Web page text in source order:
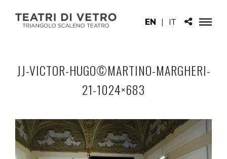
EN | IT
JJ-VICTOR-HUGO©MARTINO-MARGHERI-
21-1024×683